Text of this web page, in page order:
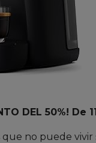
DEL 50%!
que no puede